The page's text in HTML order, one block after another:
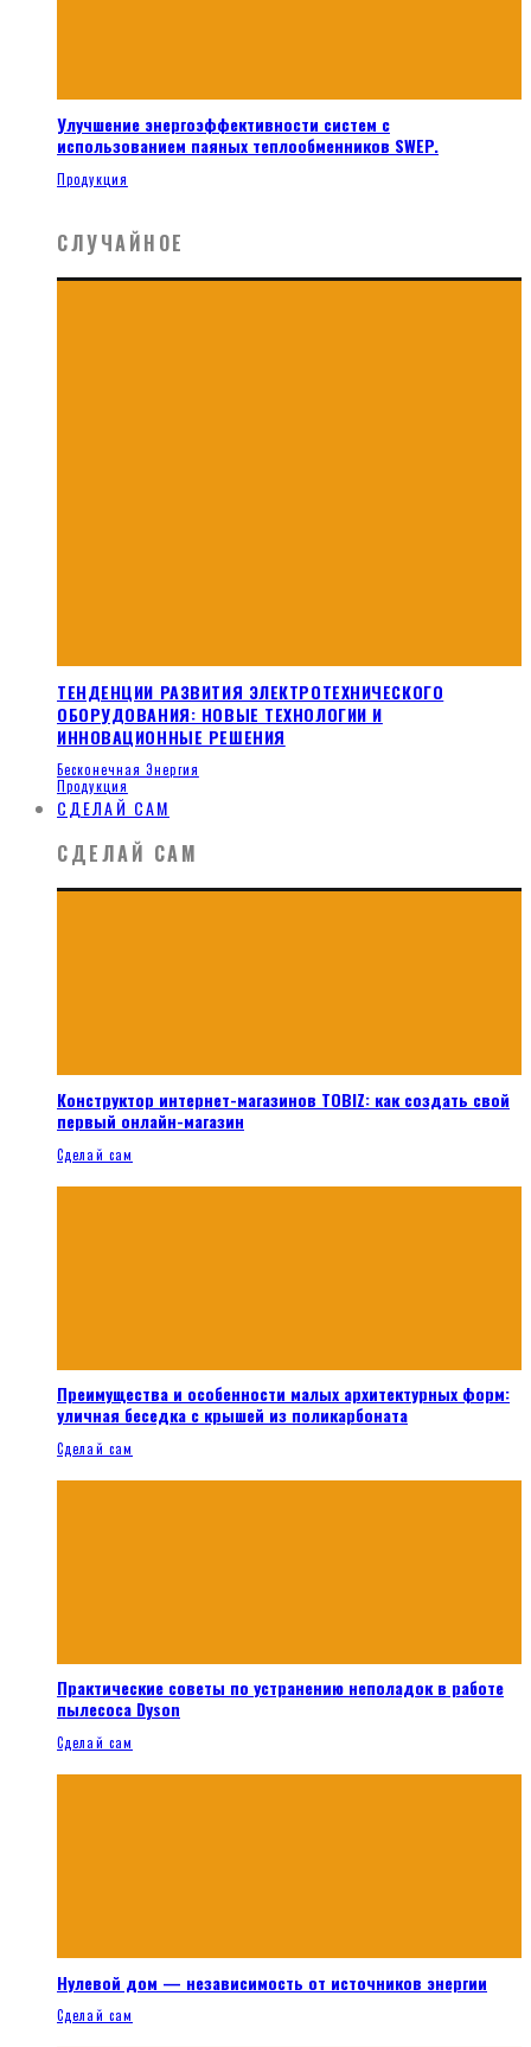
Улучшение энергоэффективности систем с
использованием паяных теплообменников SWEP.
Продукция
СЛУЧАЙНОЕ
ТЕНДЕНЦИИ РАЗВИТИЯ ЭЛЕКТРОТЕХНИЧЕСКОГО
ОБОРУДОВАНИЯ: НОВЫЕ ТЕХНОЛОГИИ И
ИННОВАЦИОННЫЕ РЕШЕНИЯ
Бесконечная Энергия
Продукция
СДЕЛАЙ САМ
СДЕЛАЙ САМ
Конструктор интернет-магазинов TOBIZ: как создать свой
первый онлайн-магазин
Сделай сам
Преимущества и особенности малых архитектурных форм:
уличная беседка с крышей из поликарбоната
Сделай сам
Практические советы по устранению неполадок в работе
пылесоса Dyson
Сделай сам
Нулевой дом — независимость от источников энергии
Сделай сам